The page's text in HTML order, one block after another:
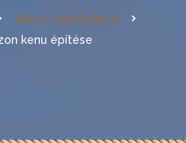
Wood-canvas kenu
kenu építése